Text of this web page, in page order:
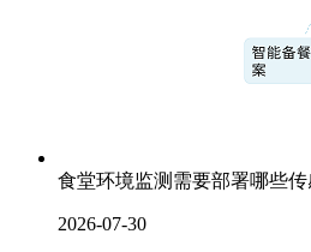
食堂环境监测需要部署哪些传
2026-07-30